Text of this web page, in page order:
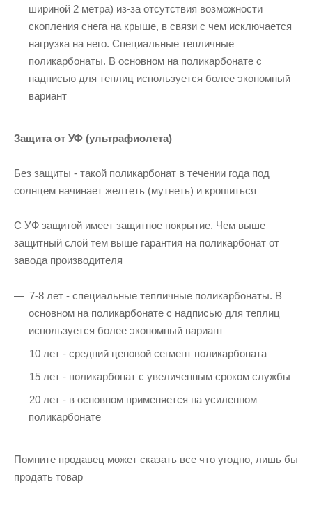
шириной 2 метра) из-за отсутствия возможности
скопления снега на крыше, в связи с чем исключается
нагрузка на него. Специальные тепличные
поликарбонаты. В основном на поликарбонате с
надписью для теплиц используется более экономный
вариант
Защита от УФ (ультрафиолета)
Без защиты - такой поликарбонат в течении года под
солнцем начинает желтеть (мутнеть) и крошиться
С УФ защитой имеет защитное покрытие. Чем выше
защитный слой тем выше гарантия на поликарбонат от
завода производителя
7-8 лет - специальные тепличные поликарбонаты. В
основном на поликарбонате с надписью для теплиц
используется более экономный вариант
10 лет - средний ценовой сегмент поликарбоната
15 лет - поликарбонат с увеличенным сроком службы
20 лет - в основном применяется на усиленном
поликарбонате
Помните продавец может сказать все что угодно, лишь бы
продать товар